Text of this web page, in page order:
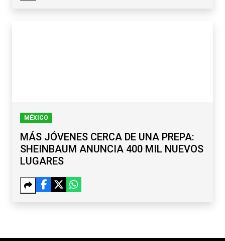
MÉXICO
MÁS JÓVENES CERCA DE UNA PREPA:
SHEINBAUM ANUNCIA 400 MIL NUEVOS
LUGARES